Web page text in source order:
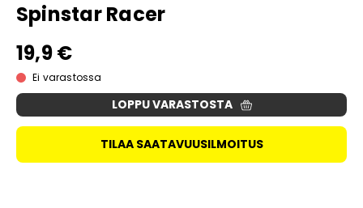
Spinstar Racer
19,9 €
Ei varastossa
LOPPU VARASTOSTA
TILAA SAATAVUUSILMOITUS